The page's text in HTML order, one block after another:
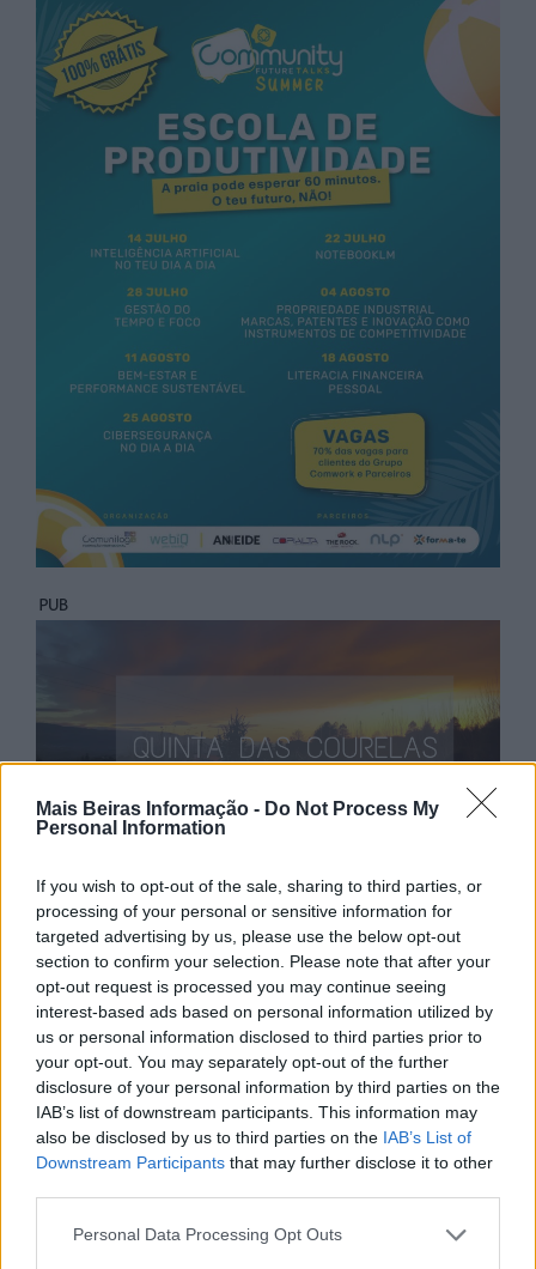
Mais Beiras Informação - Do Not Process My
Personal Information
If you wish to opt-out of the sale, sharing to third parties, or
processing of your personal or sensitive information for
targeted advertising by us, please use the below opt-out
section to confirm your selection. Please note that after your
opt-out request is processed you may continue seeing
interest-based ads based on personal information utilized by
us or personal information disclosed to third parties prior to
your opt-out. You may separately opt-out of the further
disclosure of your personal information by third parties on the
IAB’s list of downstream participants. This information may
also be disclosed by us to third parties on the IAB’s List of
Downstream Participants that may further disclose it to other
Personal Data Processing Opt Outs